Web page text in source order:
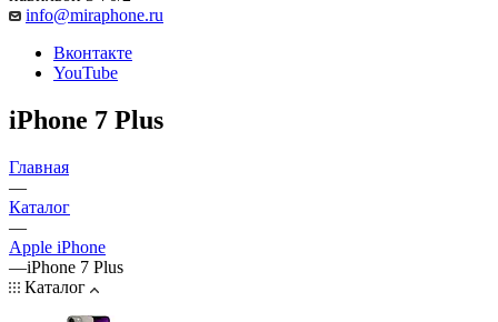
info@miraphone.ru
Вконтакте
YouTube
iPhone 7 Plus
Главная
—
Каталог
—
Apple iPhone
—iPhone 7 Plus
Каталог